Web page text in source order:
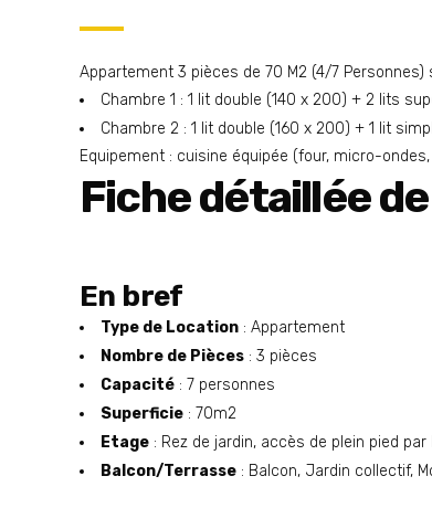
Appartement 3 pièces de 70 M2 (4/7
Chambre 1 : 1 lit double (140 x 200) + 2 lits
Chambre 2 : 1 lit double (160 x 200) + 1 lit
Equipement : cuisine équipée (four, micro-
Fiche détaillée
En bref
Type de Location : Appartement
Nombre de Pièces : 3 pièces
Capacité : 7 personnes
Superficie : 70m2
Etage : Rez de jardin, accès de plein pied
Balcon/Terrasse : Balcon, Jardin collectif,